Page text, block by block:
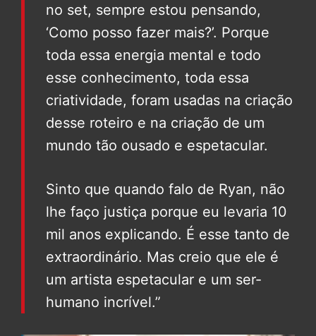
no set, sempre estou pensando,
‘Como posso fazer mais?’. Porque
toda essa energia mental e todo
esse conhecimento, toda essa
criatividade, foram usadas na criação
desse roteiro e na criação de um
mundo tão ousado e espetacular.
Sinto que quando falo de Ryan, não
lhe faço justiça porque eu levaria 10
mil anos explicando. É esse tanto de
extraordinário. Mas creio que ele é
um artista espetacular e um ser-
humano incrível.”